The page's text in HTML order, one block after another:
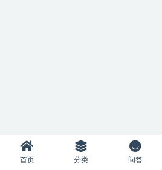
首页 分类 问答